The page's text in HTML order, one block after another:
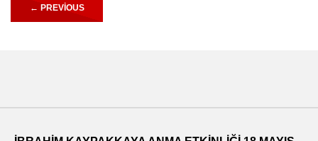
← PREVIOUS